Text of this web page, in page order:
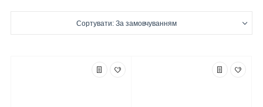
Сортувати: За замовчуванням